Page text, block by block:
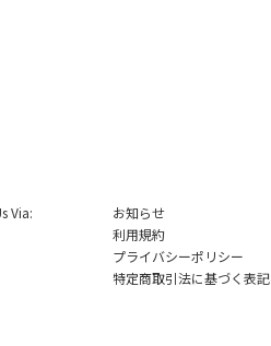
Via:
お知らせ
利用規約
プライバシーポリシー
特定商取引法に基づく表記